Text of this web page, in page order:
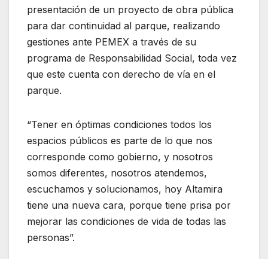
presentación de un proyecto de obra pública
para dar continuidad al parque, realizando
gestiones ante PEMEX a través de su
programa de Responsabilidad Social, toda vez
que este cuenta con derecho de vía en el
parque.
“Tener en óptimas condiciones todos los
espacios públicos es parte de lo que nos
corresponde como gobierno, y nosotros
somos diferentes, nosotros atendemos,
escuchamos y solucionamos, hoy Altamira
tiene una nueva cara, porque tiene prisa por
mejorar las condiciones de vida de todas las
personas”.